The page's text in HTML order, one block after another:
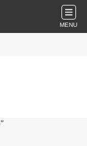
MENU